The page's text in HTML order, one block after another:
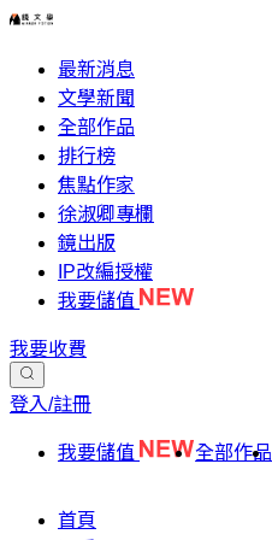
最新消息
文學新聞
全部作品
排行榜
焦點作家
徐淑卿專欄
鏡出版
IP改編授權
我要儲值
我要收費
登入/註冊
我要儲值 全部作品
首頁